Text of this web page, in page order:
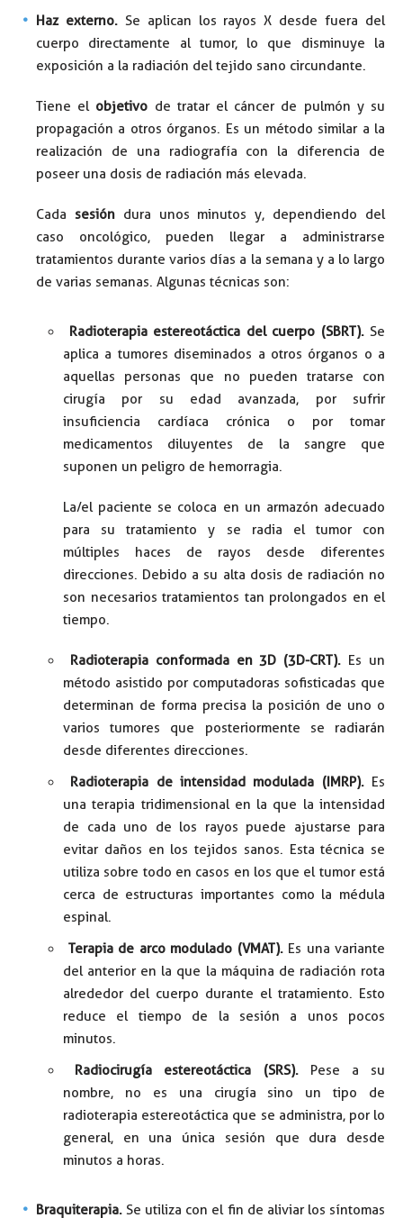
Haz externo.Se aplican los rayos X desde fuera del
cuerpo directamente al tumor, lo que disminuye la
exposición a la radiación del tejido sano circundante.
Tiene el objetivo de tratar el cáncer de pulmón y su
propagación a otros órganos. Es un método similar a la
realización de una radiografía con la diferencia de
poseer una dosis de radiación más elevada.
Cada sesióndura unos minutos y, dependiendo del
caso oncológico, pueden llegar a administrarse
tratamientos durante varios días a la semana y a lo largo
de varias semanas. Algunas técnicas son:
Radioterapia estereotáctica del cuerpo (SBRT).Se
aplica a tumores diseminados a otros órganos o a
aquellas personas que no pueden tratarse con
cirugía por su edad avanzada, por sufrir
insuficiencia cardíaca crónica o por tomar
medicamentos diluyentes de la sangre que
suponen un peligro de hemorragia.
La/el paciente se coloca en un armazón adecuado
para su tratamiento y se radia el tumor con
múltiples haces de rayos desde diferentes
direcciones. Debido a su alta dosis de radiación no
son necesarios tratamientos tan prolongados en el
tiempo.
Radioterapia conformada en 3D (3D-CRT). Es un
método asistido por computadoras sofisticadas que
determinan de forma precisa la posición de uno o
varios tumores que posteriormente se radiarán
desde diferentes direcciones.
Radioterapia de intensidad modulada (IMRP).Es
una terapia tridimensional en la que la intensidad
de cada uno de los rayos puede ajustarse para
evitar daños en los tejidos sanos. Esta técnica se
utiliza sobre todo en casos en los que el tumor está
cerca de estructuras importantes como la médula
espinal.
Terapia de arco modulado (VMAT).Es una variante
del anterior en la que la máquina de radiación rota
alrededor del cuerpo durante el tratamiento. Esto
reduce el tiempo de la sesión a unos pocos
minutos.
Radiocirugía estereotáctica (SRS).Pese a su
nombre, no es una cirugía sino un tipo de
radioterapia estereotáctica que se administra, por lo
general, en una única sesión que dura desde
minutos a horas.
Braquiterapia. Se utiliza con el fin de aliviar los síntomas